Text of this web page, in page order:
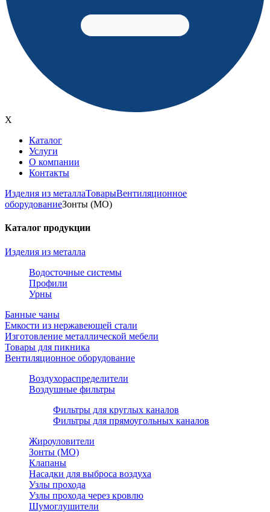
X
Каталог
Услуги
О компании
Контакты
Изделия из металлаТоварыВентиляционное
оборудованиеЗонты (МО)
Каталог продукции
Изделия из металла
Водосточные системы
Профили
Урны
Банные чаны
Емкости из нержавеющей стали
Изготовление металлической мебели
Товары для пикника
Вентиляционное оборудование
Воздухораспределители
Воздушные фильтры
Фильтры для круглых каналов
Фильтры для прямоугольных каналов
Жироуловители
Зонты (МО)
Клапаны
Насадки для выброса воздуха
Узлы прохода
Узлы прохода через кровлю
Шумоглушители